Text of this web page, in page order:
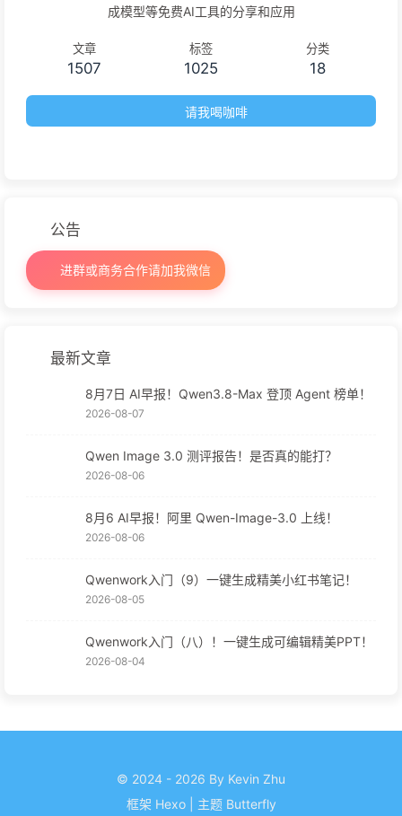
成模型等免费AI工具的分享和应用
文章
1507
标签
1025
分类
18
请我喝咖啡
公告
进群或商务合作请加我微信
最新文章
8月7日 AI早报！Qwen3.8-Max 登顶 Agent 榜单！
2026-08-07
Qwen Image 3.0 测评报告！是否真的能打？
2026-08-06
8月6 AI早报！阿里 Qwen-Image-3.0 上线！
2026-08-06
Qwenwork入门（9）一键生成精美小红书笔记！
2026-08-05
Qwenwork入门（八）！一键生成可编辑精美PPT！
2026-08-04
© 2024 - 2026 By Kevin Zhu
框架 Hexo 主题 Butterfly